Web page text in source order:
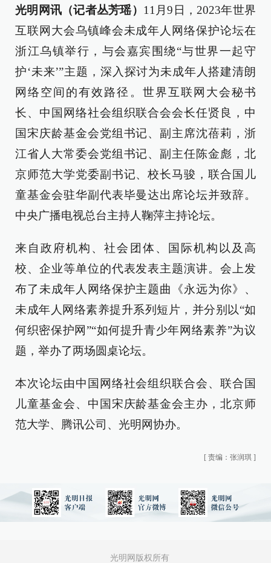
光明网讯（记者丛芳瑶） 11月9日，2023年世界
互联网大会乌镇峰会未成年人网络保护论坛在
浙江乌镇举行，与会嘉宾围绕“与世界一起守
护‘未来’”主题，深入探讨为未成年人搭建清朗
网络空间的有效路径。世界互联网大会秘书
长、中国网络社会组织联合会会长任贤良，中
国宋庆龄基金会党组书记、副主席沈蓓莉，浙
江省人大常委会党组书记、副主任陈金彪，北
京师范大学党委副书记、校长马骏，联合国儿
童基金会驻华副代表毕曼达出席论坛并致辞。
中央广播电视总台主持人鞠萍主持论坛。
来自政府机构、社会团体、国际机构以及高
校、企业等单位的代表发表主题演讲。会上发
布了未成年人网络保护主题曲《永远为你》、
未成年人网络素养提升系列短片，并分别以“如
何织密保护网”“如何提升青少年网络素养”为议
题，举办了两场圆桌论坛。
本次论坛由中国网络社会组织联合会、联合国
儿童基金会、中国宋庆龄基金会主办，北京师
范大学、腾讯公司、光明网协办。
[ 责编：张润琪 ]
光明网版权所有